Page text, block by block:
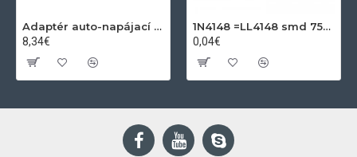
Adaptér auto-napájací 1xkon./3x zdierka- 12/24V, USB 1000mA
8,34€
1N4148 =LL4148 smd 75V,0.15A SOD80C
0,04€